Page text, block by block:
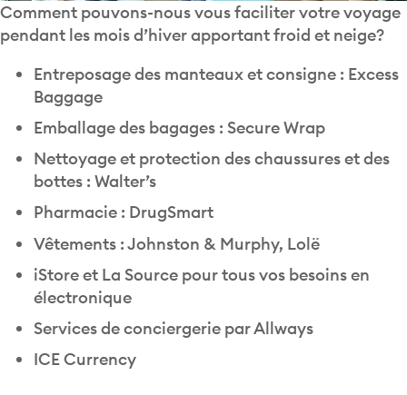
Comment pouvons-nous vous faciliter votre voyage
pendant les mois d’hiver apportant froid et neige?
Entreposage des manteaux et consigne : Excess
Baggage
Emballage des bagages : Secure Wrap
Nettoyage et protection des chaussures et des
bottes : Walter’s
Pharmacie : DrugSmart
Vêtements : Johnston & Murphy, Lolë
iStore et La Source pour tous vos besoins en
électronique
Services de conciergerie par Allways
ICE Currency